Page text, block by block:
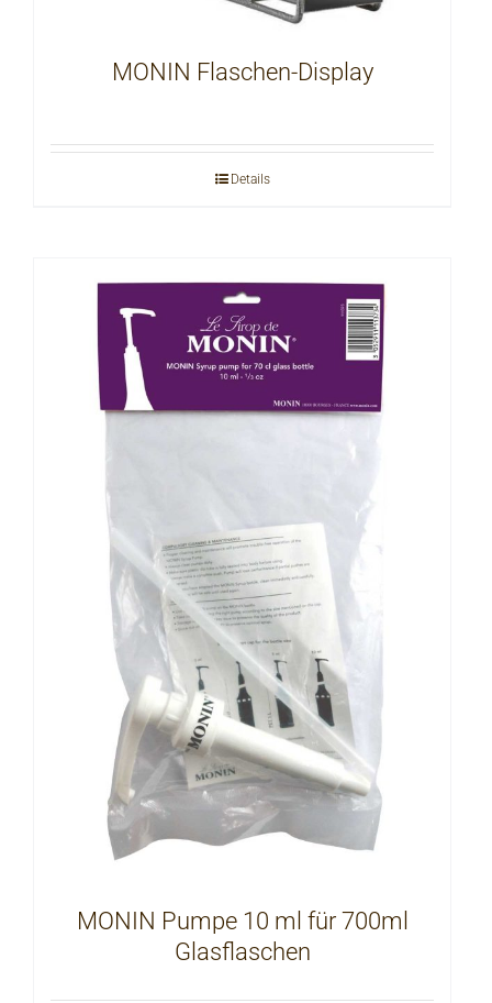
MONIN Flaschen-Display
Details
MONIN Pumpe 10 ml für 700ml
Glasflaschen